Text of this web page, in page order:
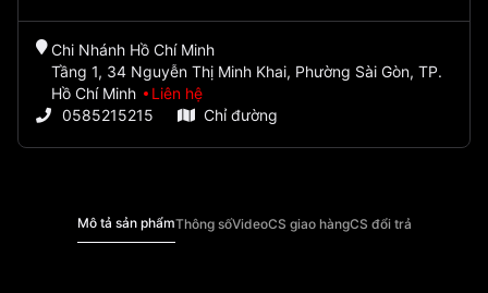
Chi Nhánh Hồ Chí Minh
Tầng 1, 34 Nguyễn Thị Minh Khai, Phường Sài Gòn, TP.
Hồ Chí Minh
Liên hệ
0585215215
Chỉ đường
Mô tả sản phẩmThông sốVideoCS giao hàngCS đổi trả